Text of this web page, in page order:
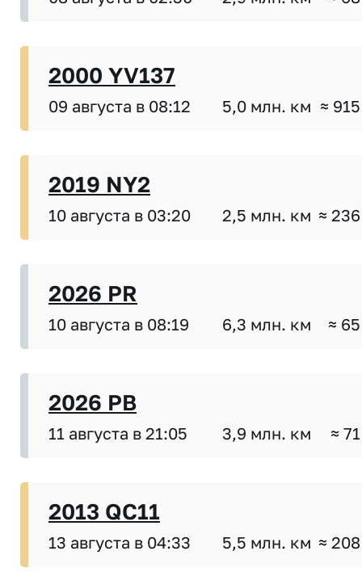
2000 YV137
09 августа в 08:12 5,0 млн. км ≈
2019 NY2
10 августа в 03:20 2,5 млн. км ≈
2026 PR
10 августа в 08:19 6,3 млн. км ≈
2026 PB
11 августа в 21:05 3,9 млн. км ≈
2013 QC11
13 августа в 04:33 5,5 млн. км ≈